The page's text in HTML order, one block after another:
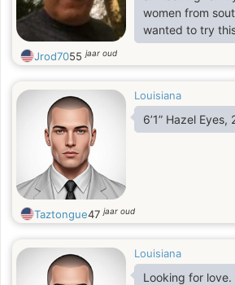
women from
wanted to try
make a
Jrod7055jaar oud
Louisiana
6’1” Hazel
Taztongue47jaar oud
Louisiana
Looking for